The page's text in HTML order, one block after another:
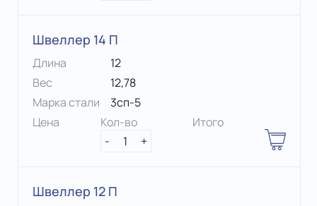
Швеллер 14 П
Длина
12
Вес
12,78
Марка стали
3сп-5
Цена
Кол-во
-
1 +
Итого
Швеллер 12 П